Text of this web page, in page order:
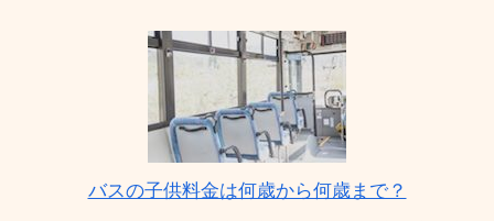
バスの子供料金は何歳から何歳まで？